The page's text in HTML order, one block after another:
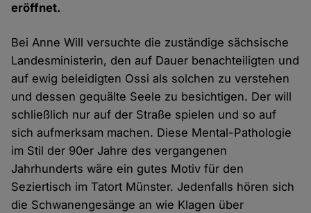
eröffnet.
Bei Anne Will versuchte die zuständige sächsische
Landesministerin, den auf Dauer benachteiligten und
auf ewig beleidigten Ossi als solchen zu verstehen
und dessen gequälte Seele zu besichtigen. Der will
schließlich nur auf der Straße spielen und so auf
sich aufmerksam machen. Diese Mental-Pathologie
im Stil der 90er Jahre des vergangenen
Jahrhunderts wäre ein gutes Motiv für den
Seziertisch im Tatort Münster. Jedenfalls hören sich
die Schwanengesänge an wie Klagen über